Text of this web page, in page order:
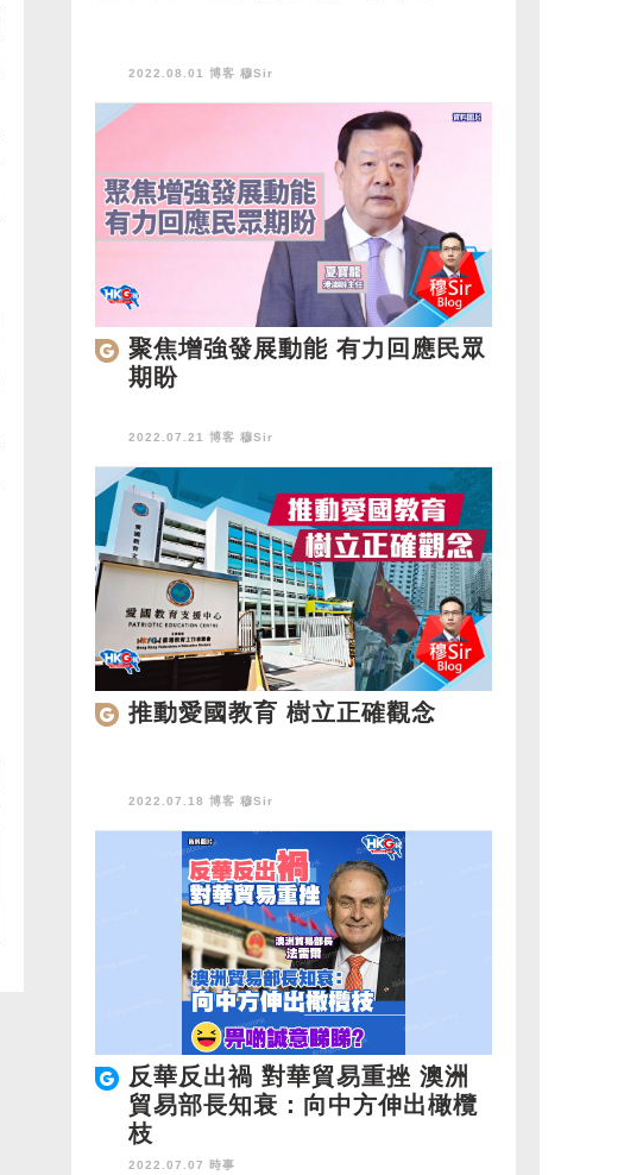
2022.08.01 博客 穆Sir
聚焦增強發展動能 有力回應民眾
期盼
2022.07.21 博客 穆Sir
推動愛國教育 樹立正確觀念
2022.07.18 博客 穆Sir
反華反出禍 對華貿易重挫 澳洲
貿易部長知衰：向中方伸出橄欖
枝
2022.07.07 時事